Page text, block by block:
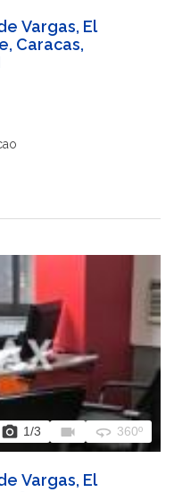
Vargas, El
Caracas,
photo_camera 1/3 videocam 360 360º
Vargas, El